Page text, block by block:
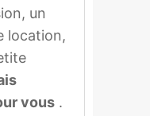
un
location,
vous .